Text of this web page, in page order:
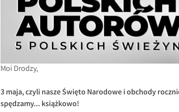
Moi Drodzy,
3 maja, czyli nasze Święto Narodowe i obchody
spędzamy… książkowo!